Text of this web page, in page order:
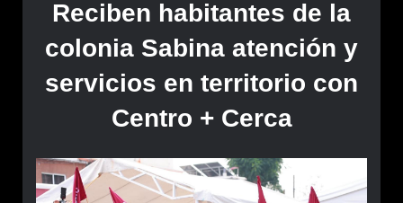
Reciben habitantes de la
colonia Sabina atención y
servicios en territorio con
Centro + Cerca